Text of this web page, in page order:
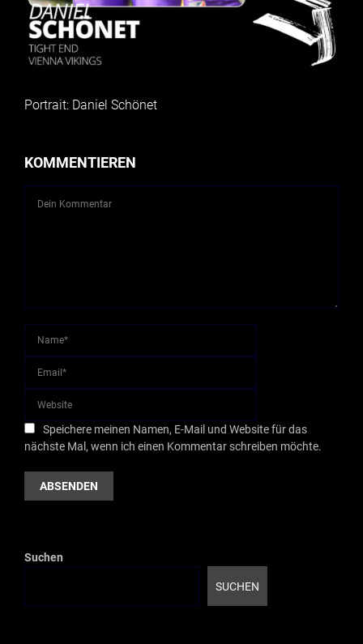
Portrait: Daniel Schönet
KOMMENTIEREN
Speichere meinen Namen, E-Mail und Website für das
nächste Mal, wenn ich einen Kommentar schreiben möchte.
Suchen
SUCHEN